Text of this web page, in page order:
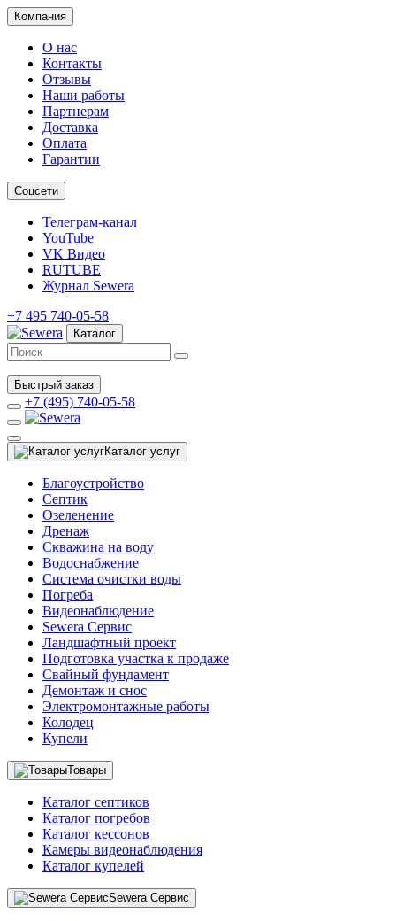
Компания
О нас
Контакты
Отзывы
Наши работы
Партнерам
Доставка
Оплата
Гарантии
Соцсети
Телеграм-канал
YouTube
VK Видео
RUTUBE
Журнал Sewera
+7 495 740-05-58
Каталог
Быстрый заказ
+7 (495) 740-05-58
Каталог услуг
Благоустройство
Септик
Озеленение
Дренаж
Скважина на воду
Водоснабжение
Система очистки воды
Погреба
Видеонаблюдение
Sewera Сервис
Ландшафтный проект
Подготовка участка к продаже
Свайный фундамент
Демонтаж и снос
Электромонтажные работы
Колодец
Купели
Товары
Каталог септиков
Каталог погребов
Каталог кессонов
Камеры видеонаблюдения
Каталог купелей
Sewera Сервис